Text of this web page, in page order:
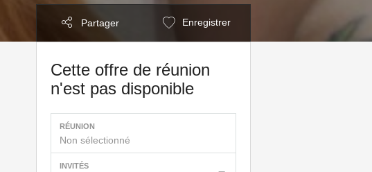
Partager Enregistrer
Cette offre de réunion
n'est pas disponible
RÉUNION
Non sélectionné
INVITÉS